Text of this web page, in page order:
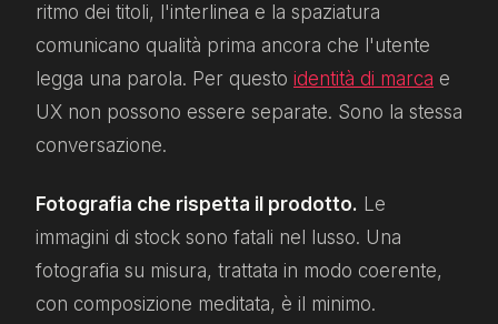
ritmo dei titoli, l'interlinea e la spaziatura
comunicano qualità prima ancora che l'utente
legga una parola. Per questo identità di marca e
UX non possono essere separate. Sono la stessa
conversazione.
Fotografia che rispetta il prodotto. Le
immagini di stock sono fatali nel lusso. Una
fotografia su misura, trattata in modo coerente,
con composizione meditata, è il minimo.